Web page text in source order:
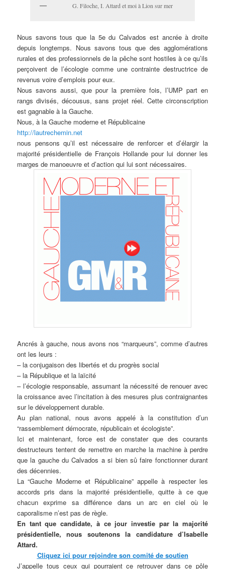
G. Filoche, I. Attard et moi à Lion sur mer
Nous savons tous que la 5e du Calvados est ancrée à droite
depuis longtemps. Nous savons tous que des agglomérations
rurales et des professionnels de la pêche sont hostiles à ce qu’ils
perçoivent de l’écologie comme une contrainte destructrice de
revenus voire d’emplois pour eux.
Nous savons aussi, que pour la première fois, l’UMP part en
rangs divisés, décousus, sans projet réel. Cette circonscription
est gagnable à la Gauche.
Nous, à la Gauche moderne et Républicaine
http://lautrechemin.net
nous pensons qu’il est nécessaire de renforcer et d’élargir la
majorité présidentielle de François Hollande pour lui donner les
marges de manoeuvre et d’action qui lui sont nécessaires.
Ancrés à gauche, nous avons nos “marqueurs”, comme d’autres
ont les leurs :
– la conjugaison des libertés et du progrès social
– la République et la laïcité
– l’écologie responsable, assumant la nécessité de renouer avec
la croissance avec l’incitation à des mesures plus contraignantes
sur le développement durable.
Au plan national, nous avons appelé à la constitution d’un
“rassemblement démocrate, républicain et écologiste”.
Ici et maintenant, force est de constater que des courants
destructeurs tentent de remettre en marche la machine à perdre
que la gauche du Calvados a si bien sû faire fonctionner durant
des décennies.
La “Gauche Moderne et Républicaine” appelle à respecter les
accords pris dans la majorité présidentielle, quitte à ce que
chacun exprime sa différence dans un arc en ciel où le
caporalisme n’est pas de règle.
En tant que candidate, à ce jour investie par la majorité
présidentielle, nous soutenons la candidature d’Isabelle
Attard.
Cliquez ici pour rejoindre son comité de soutien
J’appelle tous ceux qui pourraient ce retrouver dans ce pôle